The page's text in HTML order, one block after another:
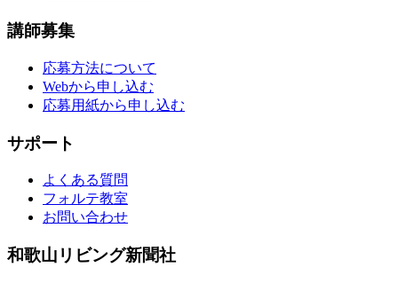
講師募集
応募方法について
Webから申し込む
応募用紙から申し込む
サポート
よくある質問
フォルテ教室
お問い合わせ
和歌山リビング新聞社